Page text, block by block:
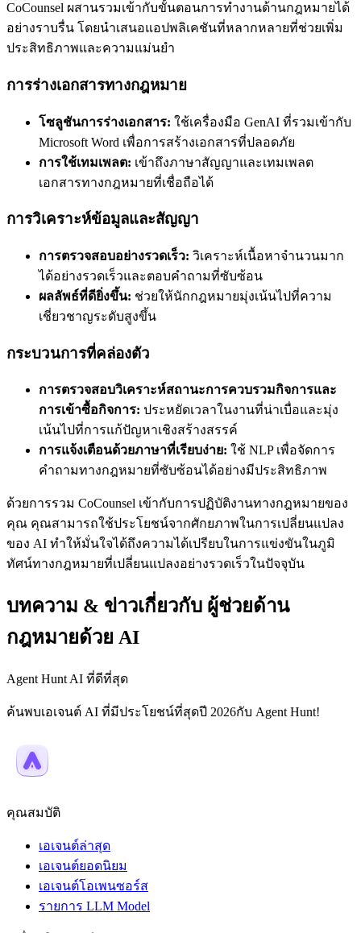
CoCounsel ผสานรวมเข้ากับขั้นตอนการทำงานด้านกฎหมายได้
อย่างราบรื่น โดยนำเสนอแอปพลิเคชันที่หลากหลายที่ช่วยเพิ่ม
ประสิทธิภาพและความแม่นยำ
การร่างเอกสารทางกฎหมาย
โซลูชันการร่างเอกสาร: ใช้เครื่องมือ GenAI ที่รวมเข้ากับ
Microsoft Word เพื่อการสร้างเอกสารที่ปลอดภัย
การใช้เทมเพลต: เข้าถึงภาษาสัญญาและเทมเพลต
เอกสารทางกฎหมายที่เชื่อถือได้
การวิเคราะห์ข้อมูลและสัญญา
การตรวจสอบอย่างรวดเร็ว: วิเคราะห์เนื้อหาจำนวนมาก
ได้อย่างรวดเร็วและตอบคำถามที่ซับซ้อน
ผลลัพธ์ที่ดียิ่งขึ้น: ช่วยให้นักกฎหมายมุ่งเน้นไปที่ความ
เชี่ยวชาญระดับสูงขึ้น
กระบวนการที่คล่องตัว
การตรวจสอบวิเคราะห์สถานะการควบรวมกิจการและ
การเข้าซื้อกิจการ: ประหยัดเวลาในงานที่น่าเบื่อและมุ่ง
เน้นไปที่การแก้ปัญหาเชิงสร้างสรรค์
การแจ้งเตือนด้วยภาษาที่เรียบง่าย: ใช้ NLP เพื่อจัดการ
คำถามทางกฎหมายที่ซับซ้อนได้อย่างมีประสิทธิภาพ
ด้วยการรวม CoCounsel เข้ากับการปฏิบัติงานทางกฎหมายของ
คุณ คุณสามารถใช้ประโยชน์จากศักยภาพในการเปลี่ยนแปลง
ของ AI ทำให้มั่นใจได้ถึงความได้เปรียบในการแข่งขันในภูมิ
ทัศน์ทางกฎหมายที่เปลี่ยนแปลงอย่างรวดเร็วในปัจจุบัน
บทความ & ข่าวเกี่ยวกับ ผู้ช่วยด้าน
กฎหมายด้วย AI
Agent Hunt AI ที่ดีที่สุด
ค้นพบเอเจนต์ AI ที่มีประโยชน์ที่สุดปี 2026กับ Agent Hunt!
คุณสมบัติ
เอเจนต์ล่าสุด
เอเจนต์ยอดนิยม
เอเจนต์โอเพนซอร์ส
รายการ LLM Model